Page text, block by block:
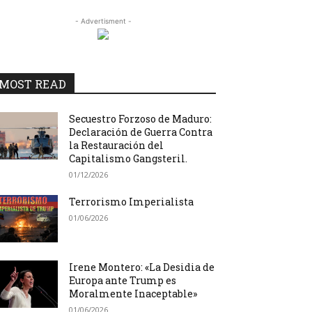
- Advertisment -
READ
Secuestro Forzoso de Maduro:
Declaración de Guerra Contra
la Restauración del
Capitalismo Gangsteril.
01/12/2026
Terrorismo Imperialista
01/06/2026
Irene Montero: «La Desidia de
Europa ante Trump es
Moralmente Inaceptable»
01/06/2026